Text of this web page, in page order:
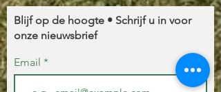
Blijf op de hoogte • Schrijf u in voor
onze nieuwsbrief
Email